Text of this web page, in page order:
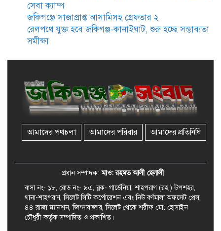
ভাতা পেতে টাকা লাগে না, জকিগঞ্জে
সমাজসেবা কর্মকর্তার গুরুত্বপূর্ণ বার্তা
জকিগঞ্জে সরকারি পাঁচ ভাতার আবেদন
জকিগঞ্জে সুরমা নদীর বালুমহালে
মোবাইল কোর্ট পরিচালনা করলেন
ইউএনও: সরেজমিনে অভিযোগের
সত্যতা মেলেনি
একজন গ্রেপ্তার
সেবা ক্যাম্প
জকিগঞ্জে সাজাপ্রাপ্ত আসামিসহ গ্রেফতার ২
রেলপথে যুক্ত হবে জকিগঞ্জ-কানাইঘাট, শুরু হচ্ছে সম্ভাব্যতা
সমীক্ষা
আমাদের পথচলা আমাদের পরিবার আমাদের প্রতিনিধি
প্রধান সম্পাদক:মাও: রহমত আলী হেলালী
বাসা নং- ১৮, রোড নং- ৯এ, ব্লক- গার্ডেনিয়া, শাহপরাণ (রহ.) উপশহর,
থানা-শাহপরাণ, সিলেট সিটি কর্পোরেশন এবং নিউ বর্ণমালা অফসেট প্রেস,
৪৪ রাজা ম্যানশন, জিন্দাবাজার, সিলেট থেকে শরীফ মো: হোসাইন
চৌধুরী কর্তৃক সম্পাদিত ও প্রকাশিত।